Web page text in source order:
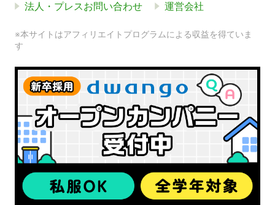
法人・プレスお問い合わせ 運営会社
※本サイトはアフィリエイトプログラムによる収益を得ていま
す